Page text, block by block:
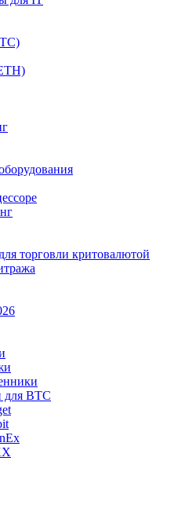
торговли критовалютой
BTC